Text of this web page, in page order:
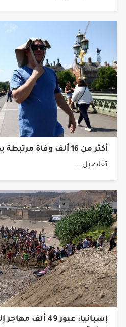
أكثر من 16 ألف وفاة مرتبطة بموجات الحر في أوروبا
تفاصيل....